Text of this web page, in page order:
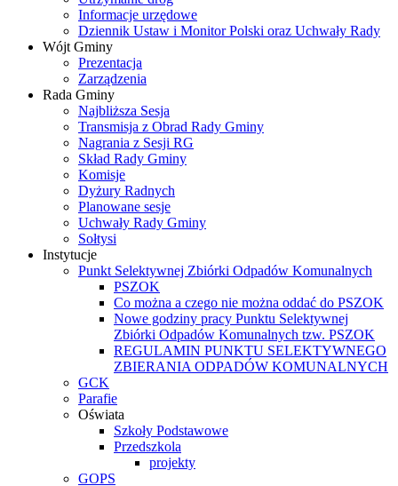
Informacje urzędowe
Dziennik Ustaw i Monitor Polski oraz Uchwały Rady
Wójt Gminy
Prezentacja
Zarządzenia
Rada Gminy
Najbliższa Sesja
Transmisja z Obrad Rady Gminy
Nagrania z Sesji RG
Skład Rady Gminy
Komisje
Dyżury Radnych
Planowane sesje
Uchwały Rady Gminy
Sołtysi
Instytucje
Punkt Selektywnej Zbiórki Odpadów Komunalnych
PSZOK
Co można a czego nie można oddać do PSZOK
Nowe godziny pracy Punktu Selektywnej
Zbiórki Odpadów Komunalnych tzw. PSZOK
REGULAMIN PUNKTU SELEKTYWNEGO
ZBIERANIA ODPADÓW KOMUNALNYCH
GCK
Parafie
Oświata
Szkoły Podstawowe
Przedszkola
projekty
GOPS